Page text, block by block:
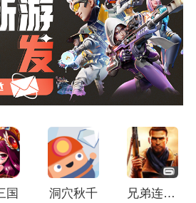
国 洞穴秋千 兄弟连3：战争之子